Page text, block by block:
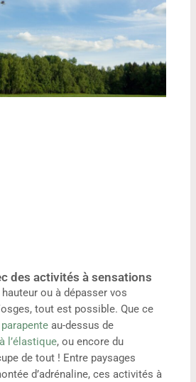
des activités à sensations
ou à dépasser vos
tout est possible. Que ce
au-dessus de
l’élastique, ou encore du
de tout ! Entre paysages
d’adrénaline, ces activités à